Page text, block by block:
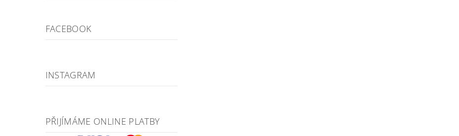
FACEBOOK
INSTAGRAM
PŘIJÍMÁME ONLINE PLATBY